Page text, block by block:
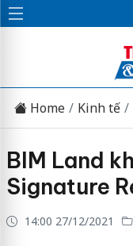
Home Kinh tế
BIM Land
Signature
14:00 27/12/2021